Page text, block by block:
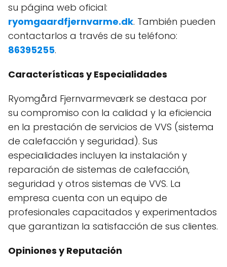
su página web oficial:
ryomgaardfjernvarme.dk. También pueden
contactarlos a través de su teléfono:
86395255.
Características y Especialidades
Ryomgård Fjernvarmeværk se destaca por
su compromiso con la calidad y la eficiencia
en la prestación de servicios de VVS (sistema
de calefacción y seguridad). Sus
especialidades incluyen la instalación y
reparación de sistemas de calefacción,
seguridad y otros sistemas de VVS. La
empresa cuenta con un equipo de
profesionales capacitados y experimentados
que garantizan la satisfacción de sus clientes.
Opiniones y Reputación